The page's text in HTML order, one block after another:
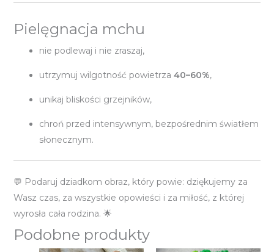
Pielęgnacja mchu
nie podlewaj i nie zraszaj,
utrzymuj wilgotność powietrza 40–60%,
unikaj bliskości grzejników,
chroń przed intensywnym, bezpośrednim światłem
słonecznym.
💬 Podaruj dziadkom obraz, który powie: dziękujemy za
Wasz czas, za wszystkie opowieści i za miłość, z której
wyrosła cała rodzina. 🌟
Podobne produkty